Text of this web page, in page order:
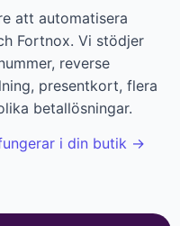
att automatisera
Fortnox. Vi stödjer
reverse
presentkort, flera
betallösningar.
i din butik →